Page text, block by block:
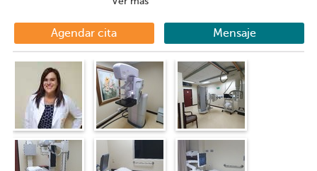
que les oiga, les entienda, los trate con
Nadie llega a pasear a un hospital y
para mi es muy importante ser esa
ayuda, guía y esperanza pues es lo que
todos buscamos."
Agendar cita Mensaje